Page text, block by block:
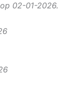
02-01-2026.